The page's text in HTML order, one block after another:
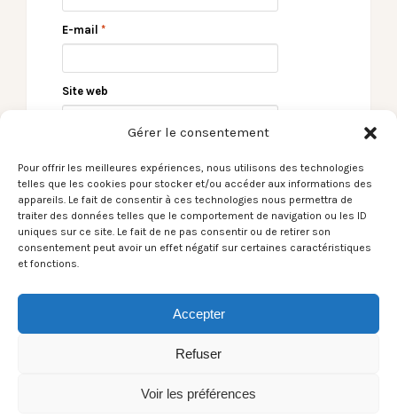
Gérer le consentement
Pour offrir les meilleures expériences, nous utilisons des technologies
telles que les cookies pour stocker et/ou accéder aux informations des
appareils. Le fait de consentir à ces technologies nous permettra de
traiter des données telles que le comportement de navigation ou les ID
uniques sur ce site. Le fait de ne pas consentir ou de retirer son
consentement peut avoir un effet négatif sur certaines caractéristiques
et fonctions.
Accepter
Refuser
Voir les préférences
E-mail *
Site web
Lucie Sue /
← [Le Son du moment]
SAB / Tout ça pour